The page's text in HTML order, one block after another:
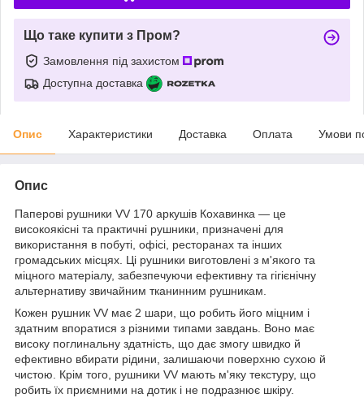
Що таке купити з Пром?
Замовлення під захистом
Доступна доставка
Опис Характеристики Доставка Оплата Умови
Опис
Паперові рушники VV 170 аркушів Кохавинка — це
високоякісні та практичні рушники, призначені для
використання в побуті, офісі, ресторанах та інших
громадських місцях. Ці рушники виготовлені з м'якого та
міцного матеріалу, забезпечуючи ефективну та гігієнічну
альтернативу звичайним тканинним рушникам.
Кожен рушник VV має 2 шари, що робить його міцним і
здатним впоратися з різними типами завдань. Воно має
високу поглинальну здатність, що дає змогу швидко й
ефективно вбирати рідини, залишаючи поверхню сухою й
чистою. Крім того, рушники VV мають м'яку текстуру, що
робить їх приємними на дотик і не подразнює шкіру.